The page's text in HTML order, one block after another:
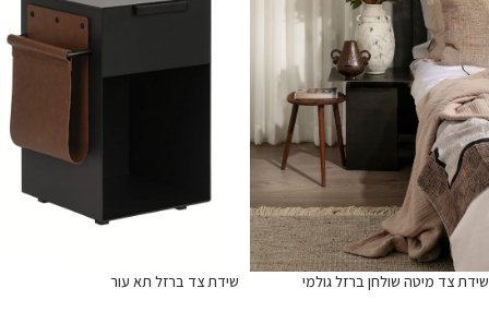
שידת צד מיטה שולחן ברזל גולמי שידת צד ברזל תא עור